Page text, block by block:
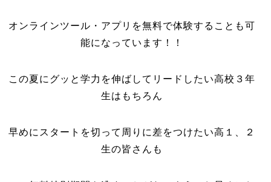
オンラインツール・アプリを無料で体験することも可
能になっています！！
この夏にグッと学力を伸ばしてリードしたい高校３年
生はもちろん
早めにスタートを切って周りに差をつけたい高１、２
生の皆さんも